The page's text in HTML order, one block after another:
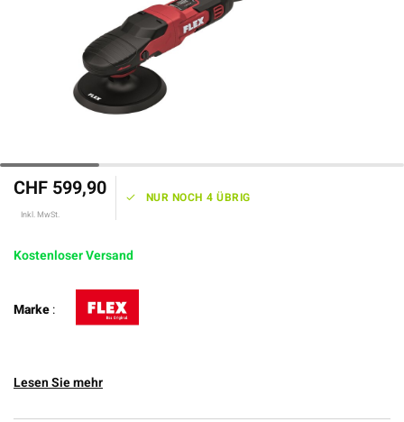
CHF 599,90
Inkl. MwSt.
NUR NOCH 4 ÜBRIG
Kostenloser Versand
Marke:
Lesen Sie mehr